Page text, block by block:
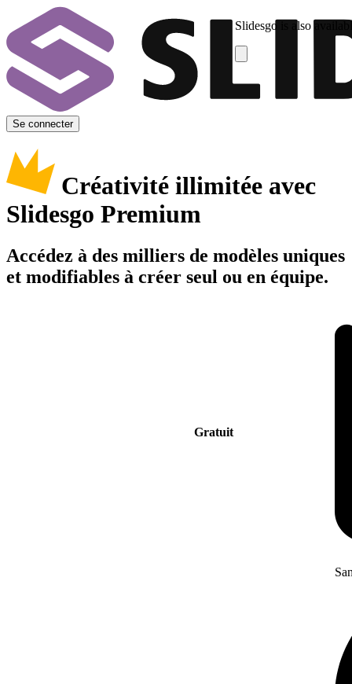
Slidesgo is also
Se connecter
Créativité illimitée avec
Slidesgo Premium
Accédez à des milliers de modèles uniques
et modifiables à créer seul ou en équipe.
Gratuit